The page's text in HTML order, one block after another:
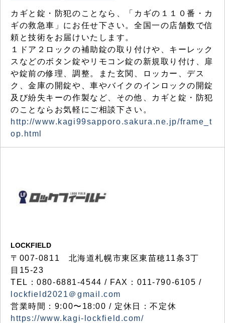
カギと錠・防犯のことなら、「カギの１１０番・カ
ギの救急車」にお任せ下さい。全国一の店舗数で信
頼と技術をお届けいたします。
１ドア２ロックの補助錠の取り付けや、キーレック
スなどのボタン錠やリモコン錠の新規取り付け、扉
や錠前の修理、調整。また玄関、ロッカー、デス
ク、金庫の開錠や、車やバイクのインロックの開錠
及び紛失キーの作製など、その他、カギと錠・防犯
のことならお気軽にご相談下さい。
http://www.kagi99sapporo.sakura.ne.jp/frame_t
op.html
LOCKFIELD
〒007-0811 北海道札幌市東区東苗穂11条3丁
目15-23
TEL：080-6881-4544 / FAX：011-790-6105 /
lockfield2021＠gmail.com
営業時間：9:00〜18:00 / 定休日：不定休
https://www.kagi-lockfield.com/